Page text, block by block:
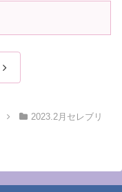
次
2023.2月セレブリ